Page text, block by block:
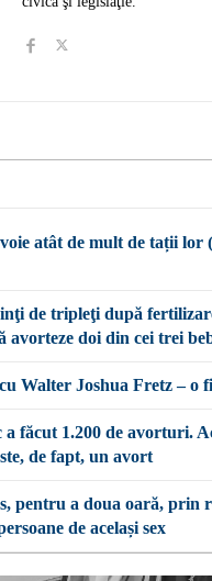
atât de mult de tații lor
de tripleţi după
avorteze doi din cei trei
Walter Joshua Fretz – o
făcut 1.200 de avorturi.
de fapt, un avort
pentru a doua oară, prin
de același sex